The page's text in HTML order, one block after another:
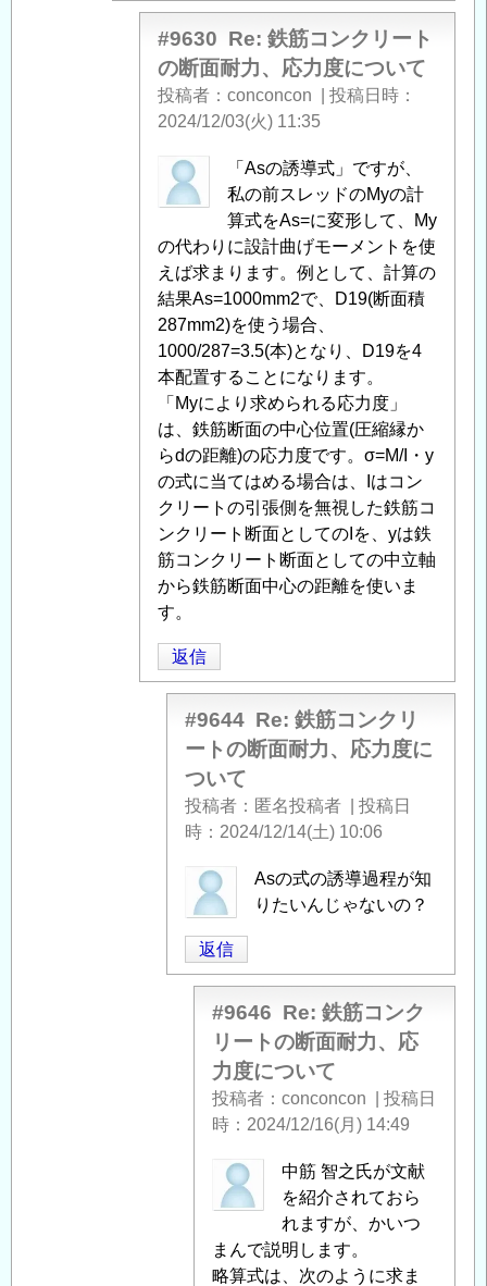
力
#9630 Re: 鉄筋コンクリート
の断面耐力、応力度について
投稿者 conconcon
投稿日時
2024/12/03(火) 11:35
匿
名
稿
者
に
よ
る
「Re:
鉄
筋
コ
ン
ク
リ
ー
ト
の
面
耐
力、
返
「Asの誘導式」ですが、
私の前スレッドのMyの計
算式をAs=に変形して、My
の代わりに設計曲げモーメントを使
えば求まります。例として、計算の
結果As=1000mm2で、D19(断面積
287mm2)を使う場合、
1000/287=3.5(本)となり、D19を4
本配置することになります。
「Myにより求められる応力度」
は、鉄筋断面の中心位置(圧縮縁か
らdの距離)の応力度です。σ=M/I・y
の式に当てはめる場合は、Iはコン
クリートの引張側を無視した鉄筋コ
ンクリート断面としてのIを、yは鉄
筋コンクリート断面としての中立軸
から鉄筋断面中心の距離を使いま
す。
返信
#9644 Re: 鉄筋コンクリ
ートの断面耐力、応力度に
ついて
投稿者 匿名投稿者
投稿日
時
2024/12/14(土) 10:06
匿
名
稿
者
Re:
Asの式の誘導過程が知
りたいんじゃないの？
返信
#9646 Re: 鉄筋コンク
リートの断面耐力、応
力度について
投稿者 conconcon
投稿日
時
2024/12/16(月) 14:49
匿
名
稿
者
中筋 智之氏が文献
を紹介されておら
れますが、かいつ
まんで説明します。
略算式は、次のように求ま